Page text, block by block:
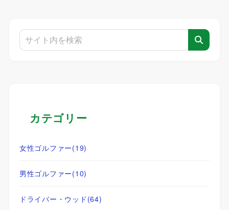
カテゴリー
女性ゴルファー(19)
男性ゴルファー(10)
ドライバー・ウッド (64)